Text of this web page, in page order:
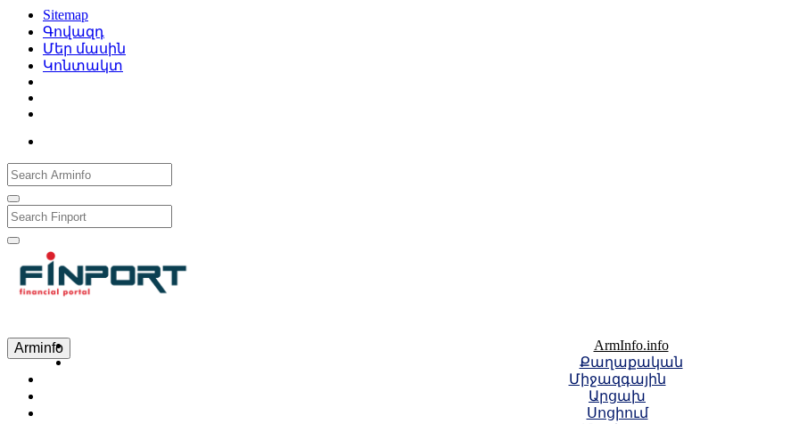
Sitemap
Գովազդ
Մեր մասին
Կոնտակտ
Arminfo
ArmInfo.info
Քաղաքական
Միջազգային
Արցախ
Սոցիում